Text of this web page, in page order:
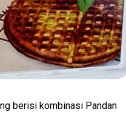
berisi kombinasi Pandan